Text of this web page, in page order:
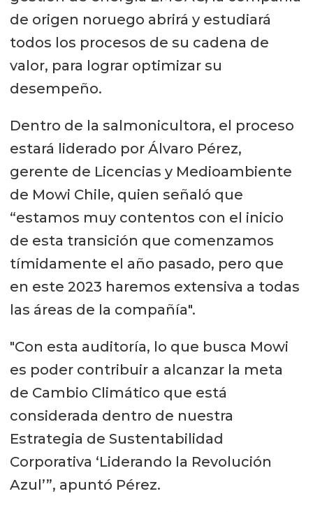
de origen noruego abrirá y estudiará
todos los procesos de su cadena de
valor, para lograr optimizar su
desempeño.
Dentro de la salmonicultora, el proceso
estará liderado por Álvaro Pérez,
gerente de Licencias y Medioambiente
de Mowi Chile, quien señaló que
“estamos muy contentos con el inicio
de esta transición que comenzamos
tímidamente el año pasado, pero que
en este 2023 haremos extensiva a todas
las áreas de la compañía".
"Con esta auditoría, lo que busca Mowi
es poder contribuir a alcanzar la meta
de Cambio Climático que está
considerada dentro de nuestra
Estrategia de Sustentabilidad
Corporativa ‘Liderando la Revolución
Azul’”, apuntó Pérez.